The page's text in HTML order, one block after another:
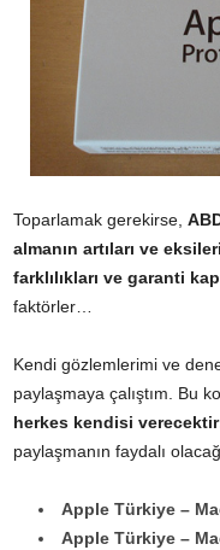
Toparlamak gerekirse,
almanın artıları ve eksileri
farklılıkları ve garanti
faktörler…
Kendi gözlemlerimi ve
paylaşmaya çalıştım. Bu
herkes kendisi
paylaşmanın faydalı
Apple Türkiye –
Apple Türkiye –